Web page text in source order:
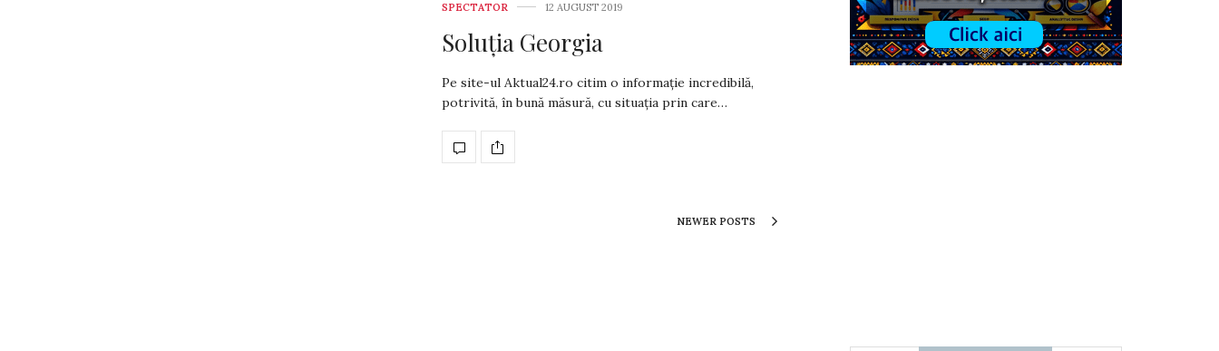
SPECTATOR 12 AUGUST 2019
Soluția Georgia
Pe site-ul Aktual24.ro citim o informație incredibilă,
potrivită, în bună măsură, cu situația prin care…
NEWER POSTS